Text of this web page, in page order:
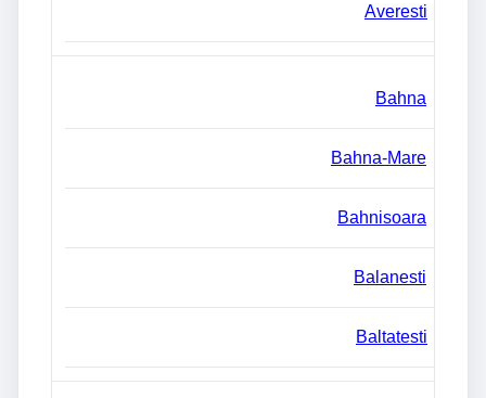
Averesti
Bahna
Bahna-Mare
Bahnisoara
Balanesti
Baltatesti